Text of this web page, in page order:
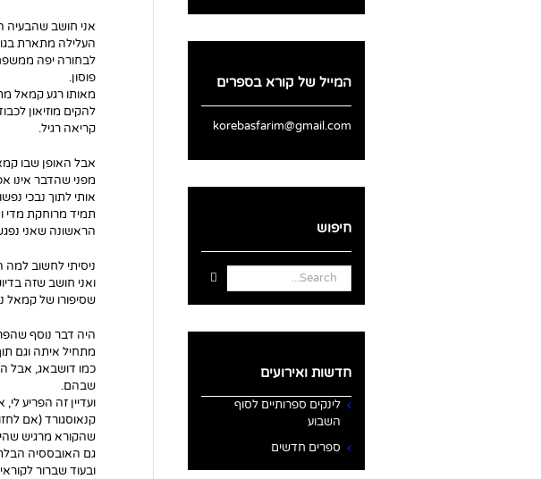
אני חושב שהבעיה
לבחורה יפ
פוסון.
מאותו רגע קמאל
להקים מוזיאון
קריאה רגיל.
אבל האופן שבו
מפני שהדבר אינו
אותי לתוך נבכי
תמיד מרוחקת מדי
הראשונה שאני
ניסיתי לחשוב
ואני חושב שזה
שסיפורו של קמאל
היה דבר נוסף
מתחיל איתה וגם
שבהם.
ועדיין זה הפריע
קנאוסגורד (אם
שהקורא מרגיש
גם האובססיה
ובעוד שברור
המייל של קורא בספרים
korebasfarim@gmail.com
חיפוש
Search
for:
חדשות ואירועים
לינקים ספרותיים לסוף
השבוע
ספרים חדשים